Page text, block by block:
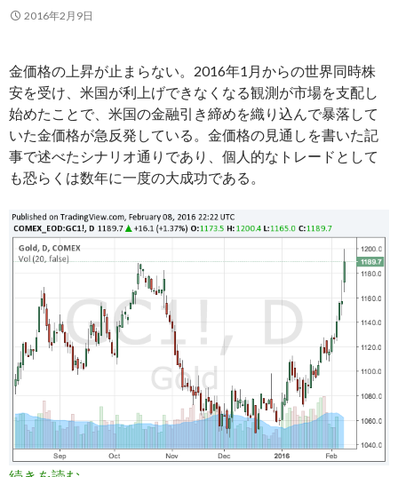
2016年2月9日
金価格の上昇が止まらない。2016年1月からの世界同時株
安を受け、米国が利上げできなくなる観測が市場を支配し
始めたことで、米国の金融引き締めを織り込んで暴落して
いた金価格が急反発している。金価格の見通しを書いた記
事で述べたシナリオ通りであり、個人的なトレードとして
も恐らくは数年に一度の大成功である。